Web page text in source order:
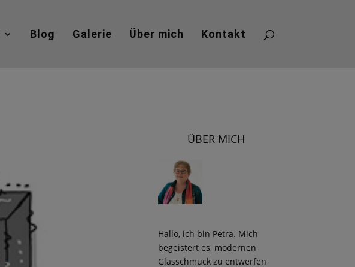
Blog Galerie Über mich Kontakt
ÜBER MICH
Hallo, ich bin Petra. Mich
begeistert es, modernen
Glasschmuck zu entwerfen